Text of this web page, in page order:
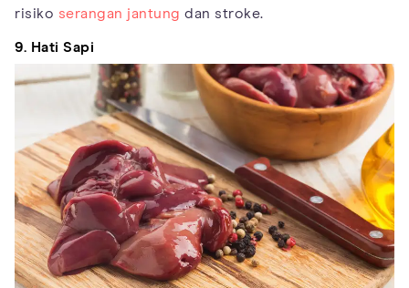
risiko serangan jantung dan stroke.
9. Hati Sapi